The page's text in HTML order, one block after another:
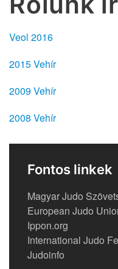
Veol 2016
2015 Vehír
2009 Vehír
2008 Vehír
Fontos linkek
Magyar Judo
European Judo
Ippon.org
International Judo
Judoinfo